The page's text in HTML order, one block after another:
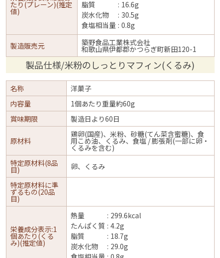
たり(プレーン)(推定
値)
脂質
16.6g
炭水化物
30.5g
食塩相当量 0.8g
製造販売元 築野食品工業株式会社
和歌山県伊都郡かつらぎ町新田120-1
製品仕様/米粉のしっとりマフィン(くるみ)
名称
洋菓子
内容量
1個あたり重量約60g
賞味期限
製造日より60日
原材料
鶏卵(国産)、米粉、砂糖(てん菜含蜜糖)、食
用こめ油、くるみ、食塩 / 膨張剤(一部に卵・
くるみを含む)
特定原材料(8品
目)
卵、くるみ
特定原材料に準
ずるもの(20品
目)
栄養成分表示:1
個あたり(くる
み)(推定値)
熱量
299.6kcal
たんぱく質 4.2g
脂質
18.7g
炭水化物
29.0g